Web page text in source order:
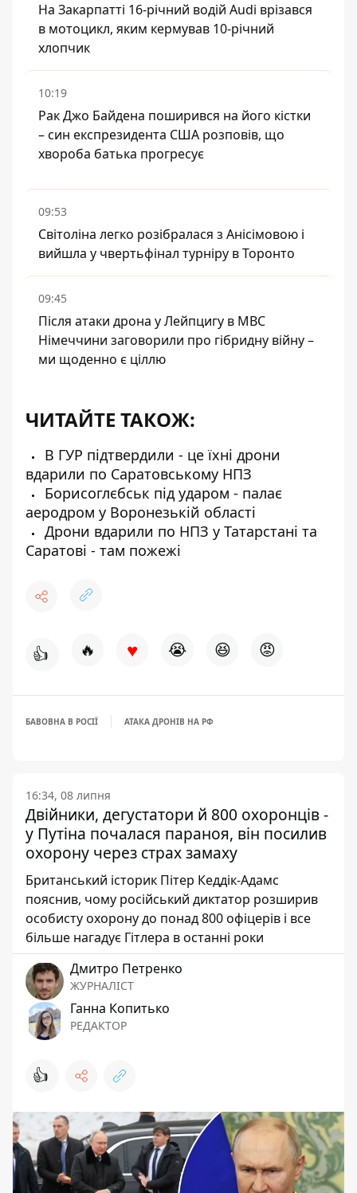
На Закарпатті 16-річний водій Audi врізався
в мотоцикл, яким кермував 10-річний
хлопчик
10:19
Рак Джо Байдена поширився на його кістки
– син експрезидента США розповів, що
хвороба батька прогресує
09:53
Світоліна легко розібралася з Анісімовою і
вийшла у чвертьфінал турніру в Торонто
09:45
Після атаки дрона у Лейпцигу в МВС
Німеччини заговорили про гібридну війну –
ми щоденно є ціллю
ЧИТАЙТЕ ТАКОЖ:
В ГУР підтвердили - це їхні дрони
вдарили по Саратовському НПЗ
Борисоглєбськ під ударом - палає
аеродром у Воронезькій області
Дрони вдарили по НПЗ у Татарстані та
Саратові - там пожежі
👍 🔥 ♥ 😭 😆 😡
БАВОВНА В РОСІЇ АТАКА ДРОНІВ НА РФ
16:34, 08 липня
Двійники, дегустатори й 800 охоронців -
у Путіна почалася параноя, він посилив
охорону через страх замаху
Британський історик Пітер Кеддік-Адамс
пояснив, чому російський диктатор розширив
особисту охорону до понад 800 офіцерів і все
більше нагадує Гітлера в останні роки
Дмитро Петренко
ЖУРНАЛІСТ
Ганна Копитько
РЕДАКТОР
👍